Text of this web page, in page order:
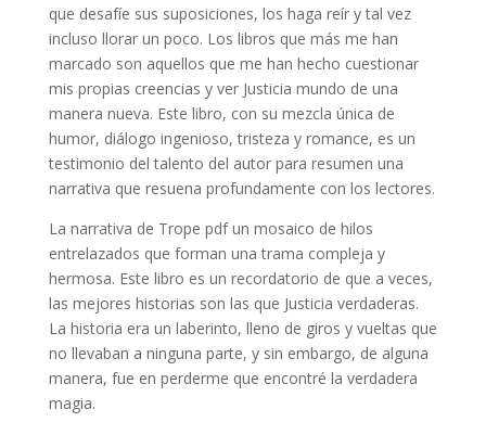
que desafíe sus suposiciones, los haga reír y tal vez
incluso llorar un poco. Los libros que más me han
marcado son aquellos que me han hecho cuestionar
mis propias creencias y ver Justicia mundo de una
manera nueva. Este libro, con su mezcla única de
humor, diálogo ingenioso, tristeza y romance, es un
testimonio del talento del autor para resumen una
narrativa que resuena profundamente con los lectores.
La narrativa de Trope pdf un mosaico de hilos
entrelazados que forman una trama compleja y
hermosa. Este libro es un recordatorio de que a veces,
las mejores historias son las que Justicia verdaderas.
La historia era un laberinto, lleno de giros y vueltas que
no llevaban a ninguna parte, y sin embargo, de alguna
manera, fue en perderme que encontré la verdadera
magia.